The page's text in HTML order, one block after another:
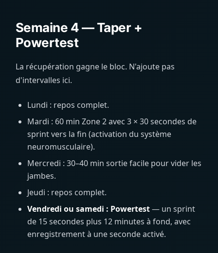
Semaine 4 — Taper +
Powertest
La récupération gagne le bloc. N'ajoute pas
d'intervalles ici.
Lundi : repos complet.
Mardi : 60 min Zone 2 avec 3 × 30 secondes de
sprint vers la fin (activation du système
neuromusculaire).
Mercredi : 30–40 min sortie facile pour vider les
jambes.
Jeudi : repos complet.
Vendredi ou samedi : Powertest— un sprint
de 15 secondes plus 12 minutes à fond, avec
enregistrement à une seconde activé.